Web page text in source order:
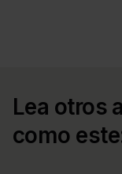
Lea otros
como